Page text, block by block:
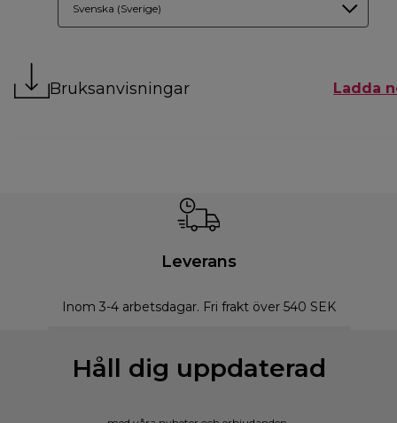
Svenska (Sverige)
Bruksanvisningar Ladda
Leverans
Inom 3-4 arbetsdagar. Fri frakt över 540 SEK
Håll dig uppdaterad